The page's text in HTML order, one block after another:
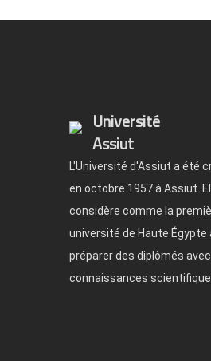
Université
Assiut
L'Université d'Assiut a été
en octobre 1957 à Assiut.
considère comme la
université de Haute Égypte
préparer des diplômés
connaissances